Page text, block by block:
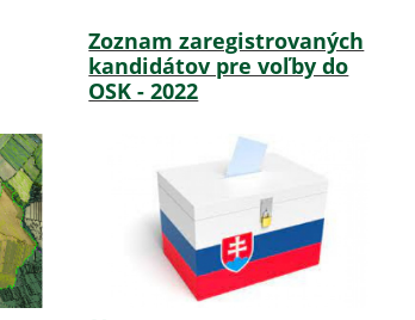
Zoznam zaregistrovaných
kandidátov pre voľby do
OSK - 2022